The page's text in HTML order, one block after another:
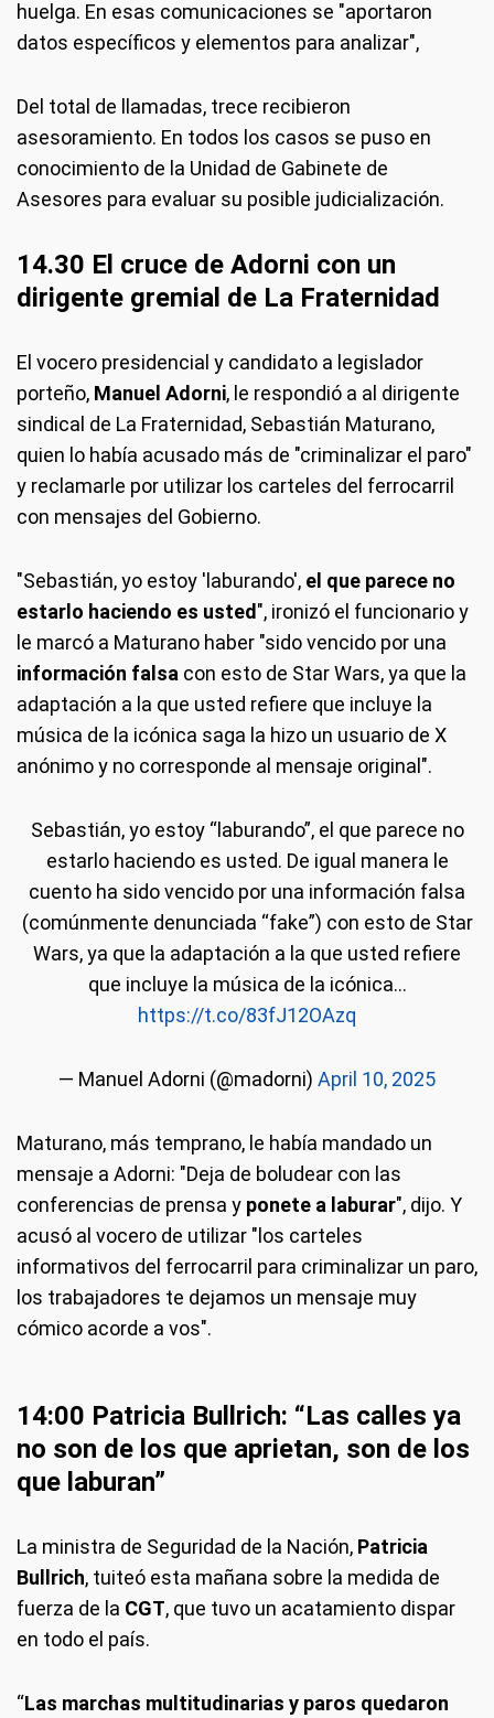
huelga. En esas comunicaciones se "aportaron
datos específicos y elementos para analizar",
Del total de llamadas, trece recibieron
asesoramiento. En todos los casos se puso en
conocimiento de la Unidad de Gabinete de
Asesores para evaluar su posible judicialización.
14.30 El cruce de Adorni con un
dirigente gremial de La Fraternidad
El vocero presidencial y candidato a legislador
porteño, Manuel Adorni, le respondió a al dirigente
sindical de La Fraternidad, Sebastián Maturano,
quien lo había acusado más de "criminalizar el paro"
y reclamarle por utilizar los carteles del ferrocarril
con mensajes del Gobierno.
"Sebastián, yo estoy 'laburando', el que parece no
estarlo haciendo es usted ", ironizó el funcionario y
le marcó a Maturano haber "sido vencido por una
información falsa con esto de Star Wars, ya que la
adaptación a la que usted refiere que incluye la
música de la icónica saga la hizo un usuario de X
anónimo y no corresponde al mensaje original".
Sebastián, yo estoy “laburando”, el que parece no
estarlo haciendo es usted. De igual manera le
cuento ha sido vencido por una información falsa
(comúnmente denunciada “fake”) con esto de Star
Wars, ya que la adaptación a la que usted refiere
que incluye la música de la icónica…
https://t.co/83fJ12OAzq
— Manuel Adorni (@madorni) April 10, 2025
Maturano, más temprano, le había mandado un
mensaje a Adorni: "Deja de boludear con las
conferencias de prensa y ponete a laburar", dijo. Y
acusó al vocero de utilizar "los carteles
informativos del ferrocarril para criminalizar un paro,
los trabajadores te dejamos un mensaje muy
cómico acorde a vos".
14:00 Patricia Bullrich: “Las calles ya
no son de los que aprietan, son de los
que laburan”
La ministra de Seguridad de la Nación, Patricia
Bullrich, tuiteó esta mañana sobre la medida de
fuerza de la CGT, que tuvo un acatamiento dispar
en todo el país.
“Las marchas multitudinarias y paros quedaron